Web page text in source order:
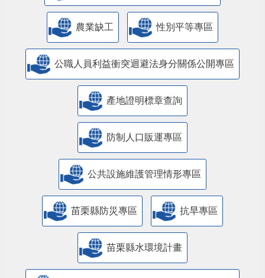
農業缺工 性別平等專區
公職人員利益衝突迴避法身分關係公開專區
產地證明標章查詢
防制人口販運專區
​公共設施維護管理情形專區
苗栗縣防災專區 抗旱專區
苗栗縣水環境計畫